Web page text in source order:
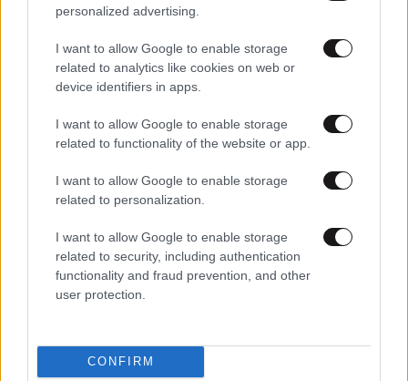
personalized advertising.
I want to allow Google to enable storage
related to analytics like cookies on web or
device identifiers in apps.
I want to allow Google to enable storage
related to functionality of the website or app.
I want to allow Google to enable storage
related to personalization.
I want to allow Google to enable storage
related to security, including authentication
functionality and fraud prevention, and other
user protection.
CONFIRM
ΕΛΛΑΔΑ05·08·2026 21:24
«Κάηκε το σπίτι μας στην Ελλάδα λίγο πριν
μετακομίσουμε»: Απαρηγόρητη η οικογένεια
από τη Βρετανία που είδε το όνειρο ζωής να